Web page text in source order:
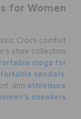
for Women
Crocs comfort
shoe collection
clogs for
sandals,
and athleisure
sneakers